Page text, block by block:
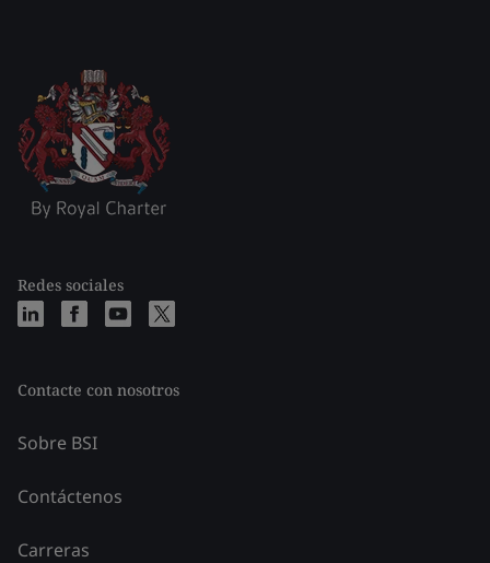
Redes sociales
Contacte con nosotros
Sobre BSI
Contáctenos
Carreras